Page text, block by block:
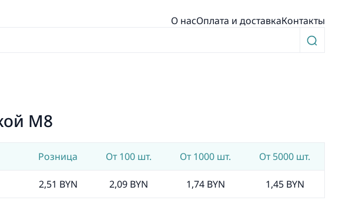
О насОплата и доставкаКонтакты
М8
Розница От 100 шт. От 1000 шт. От 5000 шт.
2,51 BYN 2,09 BYN 1,74 BYN
1,45 BYN